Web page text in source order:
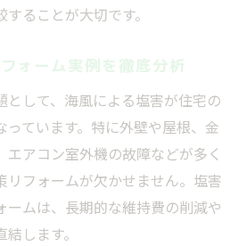
ることが大切です。
ォーム実例を徹底分析
として、海風による塩害が住宅の
ています。特に外壁や屋根、金
アコン室外機の故障などが多く
リフォームが欠かせません。塩害
ームは、長期的な維持費の削減や
します。